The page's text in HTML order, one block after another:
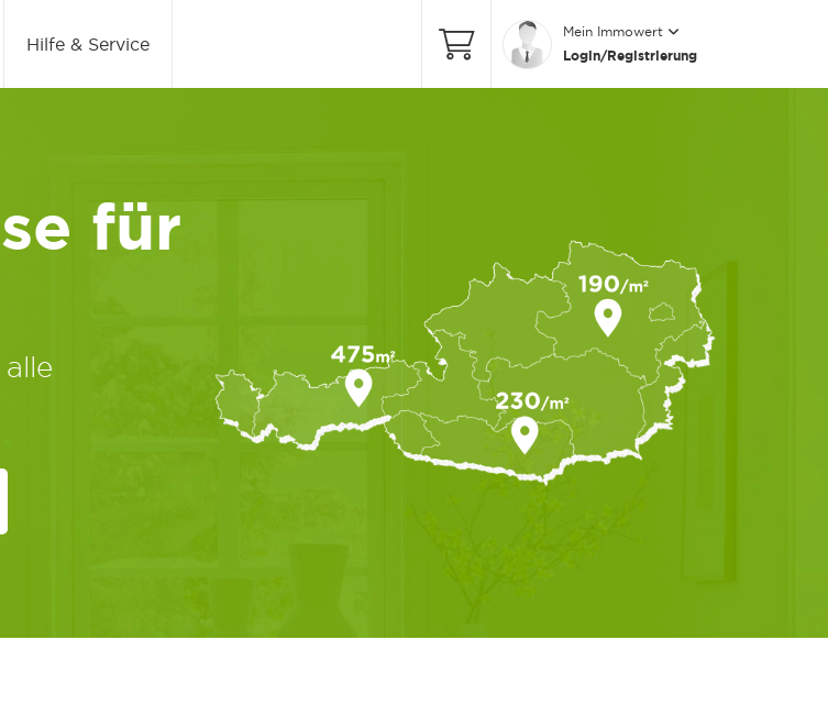
Hilfe & Service
Mein Immowert
Login/Registrierung
für